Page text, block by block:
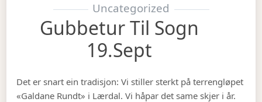
Uncategorized
Gubbetur Til Sogn
19.sept
Det er snart ein tradisjon: Vi stiller sterkt på terrengløpet
«Galdane Rundt» i Lærdal. Vi håpar det same skjer i år.